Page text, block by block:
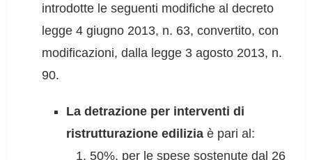
introdotte le seguenti modifiche al decreto
legge 4 giugno 2013, n. 63, convertito, con
modificazioni, dalla legge 3 agosto 2013, n.
90.
La detrazione per interventi di
ristrutturazione ediliziaè pari al:
50%, per le spese sostenute dal 26